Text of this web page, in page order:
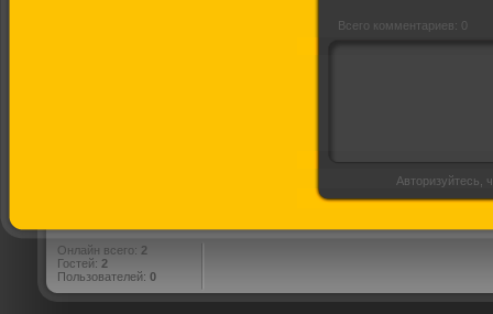
Всего комментариев: 0
Авторизуйтесь,
Онлайн всего: 2
Гостей: 2
Пользователей: 0